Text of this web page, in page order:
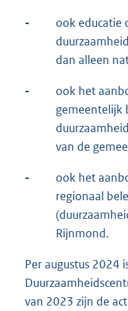
-
ook educatie
dan alleen
-
ook het
gemeentelijk
van de
-
ook het
regionaal
Rijnmond.
Per augustus 2024
van 2023 zijn de